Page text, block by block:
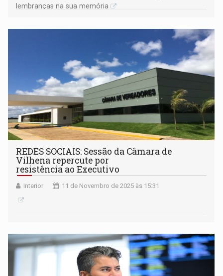
lembranças na sua memória
REDES SOCIAIS: Sessão da Câmara de
Vilhena repercute por
resistência ao Executivo
Interior 11 de Novembro de 2025 às 15:31